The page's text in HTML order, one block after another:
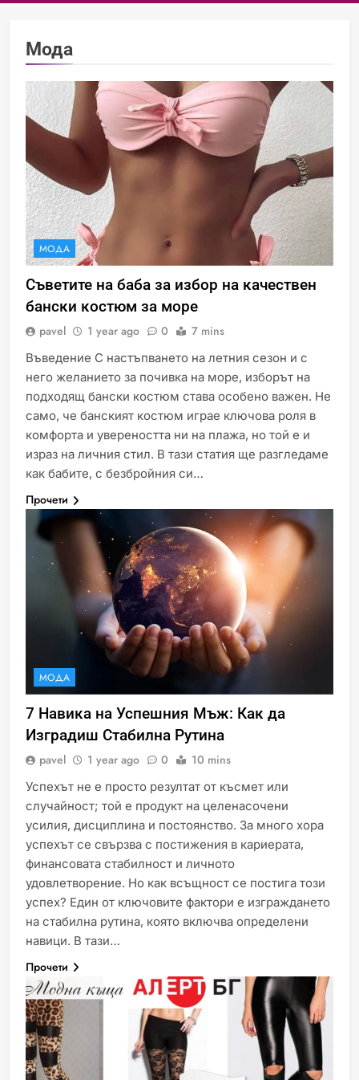
Мода
МОДА
Съветите на баба за избор на качествен
бански костюм за море
pavel 1 year ago 0 7 mins
Въведение С настъпването на летния сезон и с
него желанието за почивка на море, изборът на
подходящ бански костюм става особено важен. Не
само, че банският костюм играе ключова роля в
комфорта и увереността ни на плажа, но той е и
израз на личния стил. В тази статия ще разгледаме
как бабите, с безбройния си…
Прочети
МОДА
7 Навика на Успешния Мъж: Как да
Изградиш Стабилна Рутина
pavel 1 year ago 0 10 mins
Успехът не е просто резултат от късмет или
случайност; той е продукт на целенасочени
усилия, дисциплина и постоянство. За много хора
успехът се свързва с постижения в кариерата,
финансовата стабилност и личното
удовлетворение. Но как всъщност се постига този
успех? Един от ключовите фактори е изграждането
на стабилна рутина, която включва определени
навици. В тази…
Прочети